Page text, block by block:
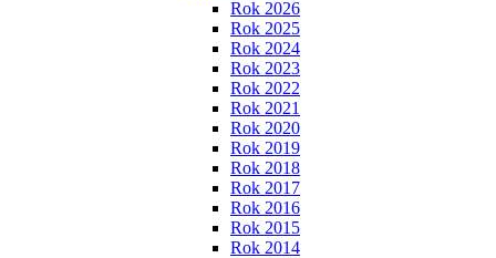
Rok 2026
Rok 2025
Rok 2024
Rok 2023
Rok 2022
Rok 2021
Rok 2020
Rok 2019
Rok 2018
Rok 2017
Rok 2016
Rok 2015
Rok 2014